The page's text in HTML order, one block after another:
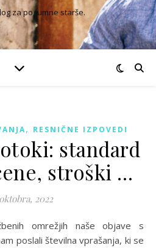
za pogumne starše.
, RESNIČNE IZPOVEDI
standard
stroški …
2022
poslali številna vprašanja, ki se